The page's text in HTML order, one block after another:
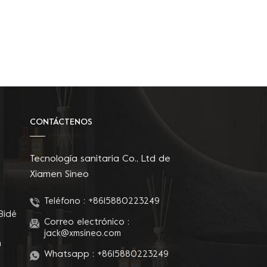
CONTÁCTENOS
Tecnología sanitaria Co., Ltd de
Xiamen Sineo
Teléfono : +8615880223249
Correo electrónico :
jack@xmsineo.com
Whatsapp : +8615880223249